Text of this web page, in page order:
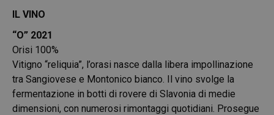
IL VINO
“O” 2021
Orisi 100%
Vitigno “reliquia”, l’orasi nasce dalla libera impollinazione
tra Sangiovese e Montonico bianco. Il vino svolge la
fermentazione in botti di rovere di Slavonia di medie
dimensioni, con numerosi rimontaggi quotidiani. Prosegue